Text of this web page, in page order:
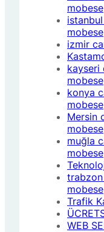
mobese
mobese
izmir
kayseri
mobese
konya
mobese
Mersin
mobese
muğla
mobese
mobese
Trafik
WEB